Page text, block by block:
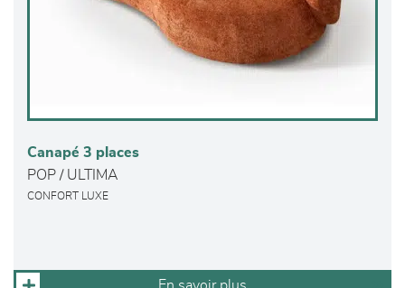
Canapé 3 places
POP / ULTIMA
CONFORT LUXE